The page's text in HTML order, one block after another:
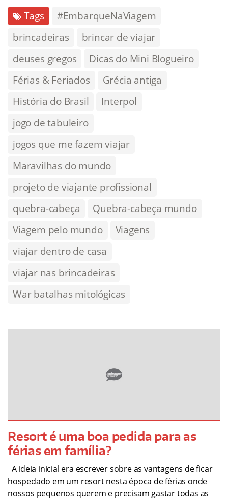
Tags
#EmbarqueNaViagem
brincadeiras
brincar de viajar
deuses gregos
Dicas do Mini Blogueiro
Férias & Feriados
Grécia antiga
História do Brasil
Interpol
jogo de tabuleiro
jogos que me fazem viajar
Maravilhas do mundo
projeto de viajante profissional
quebra-cabeça
Quebra-cabeça mundo
Viagem pelo mundo
Viagens
viajar dentro de casa
viajar nas brincadeiras
War batalhas mitológicas
Resort é uma boa pedida para as
férias em família?
A ideia inicial era escrever sobre as vantagens de ficar
hospedado em um resort nesta época de férias onde
nossos pequenos querem e precisam gastar todas as